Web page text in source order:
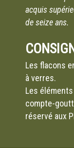
acquis
de seize ans.
Les flacons
à verres.
Les
compte-
réservé aux